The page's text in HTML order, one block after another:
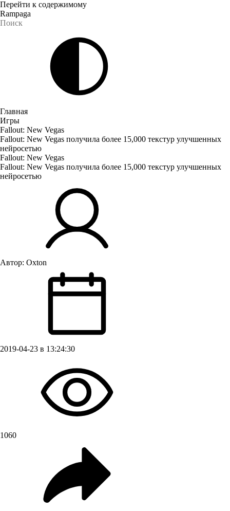
Перейти к содержимому
Rampaga
Главная
Игры
Fallout: New Vegas
Fallout: New Vegas получила более 15,000 текстур улучшенных
нейросетью
Fallout: New Vegas
Fallout: New Vegas получила более 15,000 текстур улучшенных
нейросетью
Автор: Oxton
2019-04-23 в 13:24:30
1060